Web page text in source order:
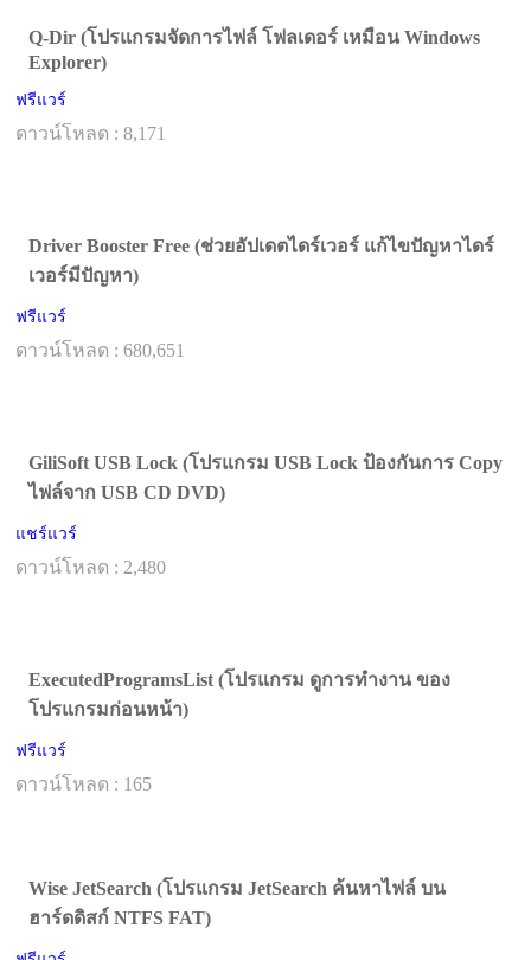
Q-Dir (โปรแกรมจัดการไฟล์ โฟลเดอร์ เหมือน Windows
Explorer)
ฟรีแวร์
ดาวน์โหลด : 8,171
Driver Booster Free (ช่วยอัปเดตไดร์เวอร์ แก้ไขปัญหาไดร์
เวอร์มีปัญหา)
ฟรีแวร์
ดาวน์โหลด : 680,651
GiliSoft USB Lock (โปรแกรม USB Lock ป้องกันการ Copy
ไฟล์จาก USB CD DVD)
แชร์แวร์
ดาวน์โหลด : 2,480
ExecutedProgramsList (โปรแกรม ดูการทำงาน ของ
โปรแกรมก่อนหน้า)
ฟรีแวร์
ดาวน์โหลด : 165
Wise JetSearch (โปรแกรม JetSearch ค้นหาไฟล์ บน
ฮาร์ดดิสก์ NTFS FAT)